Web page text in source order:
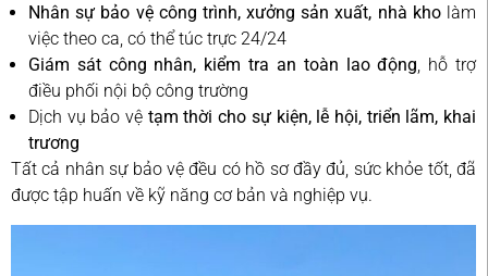
Nhân sự bảo vệ công trình, xưởng sản xuất, nhà kholàm
việc theo ca, có thể túc trực 24/24
Giám sát công nhân, kiểm tra an toàn lao động, hỗ trợ
điều phối nội bộ công trường
Dịch vụ bảo vệ tạm thời cho sự kiện, lễ hội, triển lãm, khai
trương
Tất cả nhân sự bảo vệ đều có hồ sơ đầy đủ, sức khỏe tốt, đã
được tập huấn về kỹ năng cơ bản và nghiệp vụ.